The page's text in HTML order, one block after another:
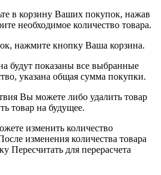
в корзину Ваших покупок, нажав
необходимое количество товара.
нажмите кнопку Ваша корзина.
будут показаны все выбранные
указана общая сумма покупки.
Вы можете либо удалить товар
товар на будущее.
изменить количество
изменения количества товара
Пересчитать для перерасчета